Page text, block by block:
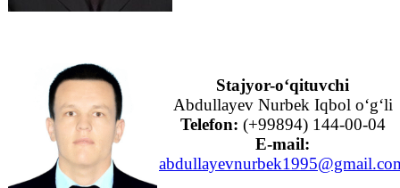
Stajyor-o‘qituvchi
Abdullayev Nurbek Iqbol o‘g‘li
Telefon: (+99894) 144-00-04
E-mail: